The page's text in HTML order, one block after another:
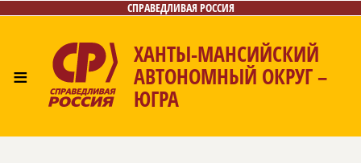
СПРАВЕДЛИВАЯ РОССИЯ
≡
ХАНТЫ-МАНСИЙСКИЙ
АВТОНОМНЫЙ ОКРУГ –
ЮГРА